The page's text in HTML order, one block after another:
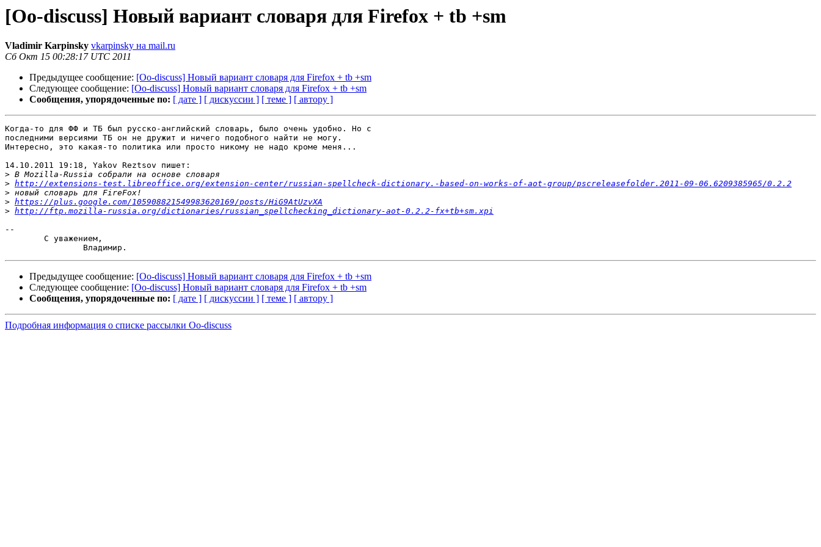
[Oo-discuss] Новый вариант словаря для Firefox + tb +sm
Vladimir Karpinsky vkarpinsky на mail.ru
Сб Окт 15 00:28:17 UTC 2011
Предыдущее сообщение: [Oo-discuss] Новый вариант словаря для Firefox + tb +sm
Следующее сообщение: [Oo-discuss] Новый вариант словаря для Firefox + tb +sm
Сообщения, упорядоченные по: [ дате ] [ дискуссии ] [ теме ] [ автору ]
Когда-то для ФФ и ТБ был русско-английский словарь, было очень удобно. Но с
последними версиями ТБ он не дружит и ничего подобного найти не могу.
Интересно, это какая-то политика или просто никому не надо кроме меня...
14.10.2011 19:18, Yakov Reztsov пишет:
>
> http://extensions-test.libreoffice.org/extension-center/russian-spellcheck-dictionary.-based-on-works-of-aot-group/pscreleasefolder.2011-09-06.6209385965/0.2.2
>
> https://plus.google.com/105908821549983620169/posts/HiG9AtUzvXA
> http://ftp.mozilla-russia.org/dictionaries/russian_spellchecking_dictionary-aot-0.2.2-fx+tb+sm.xpi
--
Предыдущее сообщение: [Oo-discuss] Новый вариант словаря для Firefox + tb +sm
Следующее сообщение: [Oo-discuss] Новый вариант словаря для Firefox + tb +sm
Сообщения, упорядоченные по: [ дате ] [ дискуссии ] [ теме ] [ автору ]
Подробная информация о списке рассылки Oo-discuss